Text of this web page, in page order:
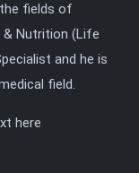
fields of
& Nutrition (Life
and he is
field.
here